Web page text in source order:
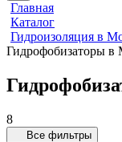
Главная
Каталог
Гидроизоляция в
Гидрофобизаторы в
8
Все фильтры